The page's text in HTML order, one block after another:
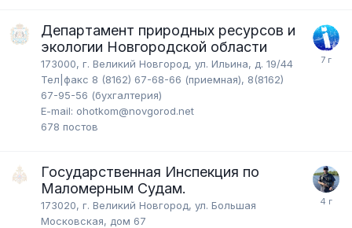
Департамент природных ресурсов и
экологии Новгородской области
173000, г. Великий Новгород, ул. Ильина, д. 19/44
Тел|факс 8 (8162) 67-68-66 (приемная), 8(8162)
67-95-56 (бухгалтерия)
E-mail: ohotkom@novgorod.net
678 постов
Государственная Инспекция по
Маломерным Судам.
173020, г. Великий Новгород, ул. Большая
Московская, дом 67